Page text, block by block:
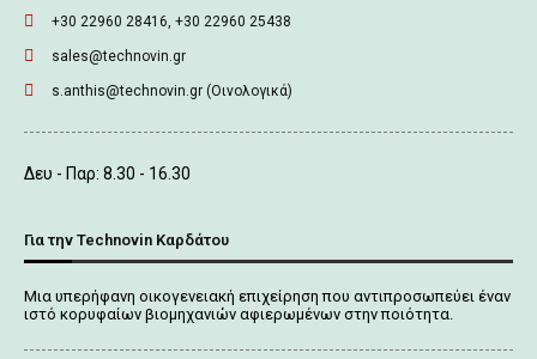
+30 22960 28416, +30 22960 25438
sales@technovin.gr
s.anthis@technovin.gr (Οινολογικά)
Δευ - Παρ: 8.30 - 16.30
Για την Technovin Καρδάτου
Μια υπερήφανη οικογενειακή επιχείρηση που αντιπροσωπεύει έναν
ιστό κορυφαίων βιομηχανιών αφιερωμένων στην ποιότητα.